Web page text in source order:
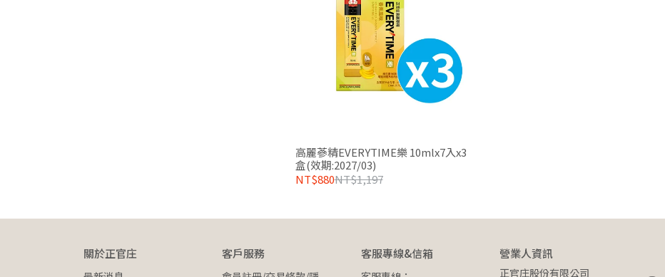
高麗蔘精EVERYTIME樂 10mlx7入x3
盒(效期:2027/03)
NT$880NT$1,197
關於正官庄 客戶服務 客服專線&信箱 營業人資訊
正官庄股份有限公司